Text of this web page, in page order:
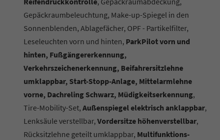
Gepäckraumbeleuchtung, Make-up-Spiegel in den
Sonnenblenden, Ablagefächer, OPF - Partikelfilter,
Leseleuchten vorn und hinten, ParkPilot vorn und
hinten, Fußgängererkennung,
Verkehrszeichenerkennung, Beifahrersitzlehne
umklappbar, Start-Stopp-Anlage, Mittelarmlehne
vorne, Dachreling Schwarz, Müdigkeitserkennung,
Tire-Mobility-Set, Außenspiegel elektrisch anklappbar,
Lenksäule verstellbar, Vordersitze höhenverstellbar,
Rücksitzlehne geteilt umklappbar, Multifunktions-